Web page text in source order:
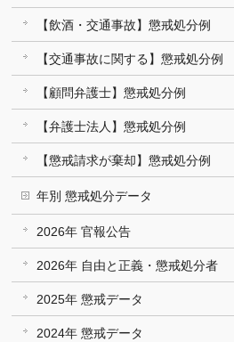
【飲酒・交通事故】懲戒処分例
【交通事故に関する】懲戒処分例
【顧問弁護士】懲戒処分例
【弁護士法人】懲戒処分例
【懲戒請求が棄却】懲戒処分例
年別 懲戒処分データ
2026年 官報公告
2026年 自由と正義・懲戒処分者
2025年 懲戒データ
2024年 懲戒データ